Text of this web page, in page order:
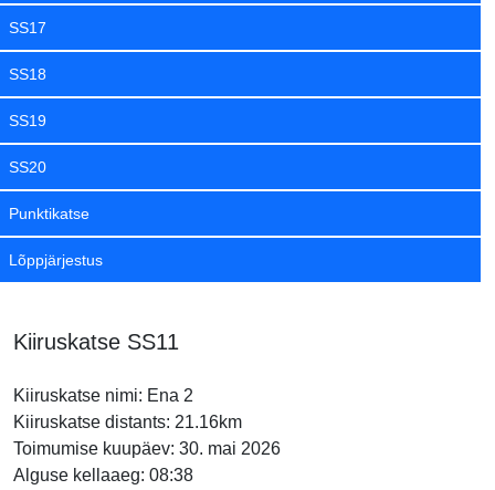
SS17
SS18
SS19
SS20
Punktikatse
Lõppjärjestus
Kiiruskatse SS11
Kiiruskatse nimi: Ena 2
Kiiruskatse distants: 21.16km
Toimumise kuupäev: 30. mai 2026
Alguse kellaaeg: 08:38